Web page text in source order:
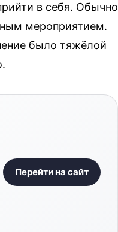
в себя. Обычно
мероприятием.
было тяжёлой
Перейти на сайт